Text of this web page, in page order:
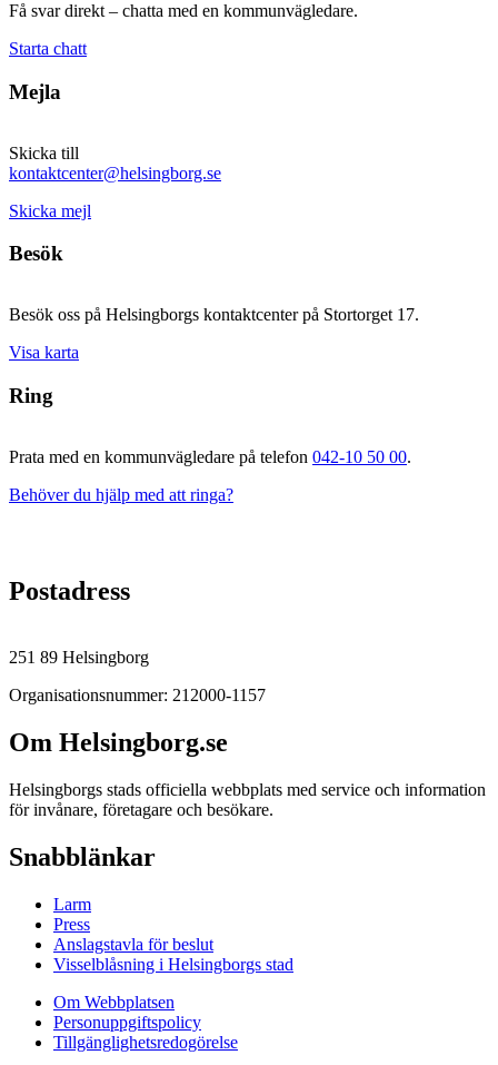
Få svar direkt – chatta med en kommunvägledare.
Starta chatt
Mejla
Skicka till
kontaktcenter@helsingborg.se
Skicka mejl
Besök
Besök oss på Helsingborgs kontaktcenter på Stortorget 17.
Visa karta
Ring
Prata med en kommunvägledare på telefon 042-10 50 00.
Behöver du hjälp med att ringa?
Postadress
251 89 Helsingborg
Organisationsnummer: 212000-1157
Om Helsingborg.se
Helsingborgs stads officiella webbplats med service och information
för invånare, företagare och besökare.
Snabblänkar
Larm
Press
Anslagstavla för beslut
Visselblåsning i Helsingborgs stad
Om Webbplatsen
Personuppgiftspolicy
Tillgänglighetsredogörelse